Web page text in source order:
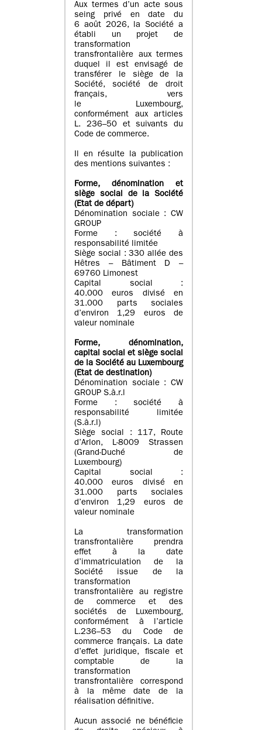
Aux termes d’un acte sous
seing privé en date du
6 août 2026, la Société a
établi un projet de
transformation
transfrontalière aux termes
duquel il est envisagé de
transférer le siège de la
Société, société de droit
français, vers
le Luxembourg,
conformément aux articles
L. 236–50 et suivants du
Code de commerce.
Il en résulte la publication
des mentions suivantes :
Forme, dénomination et
siège social de la Société
(Etatde départ)
Dénomination sociale : CW
GROUP
Forme : société à
responsabilité limitée
Siège social : 330 allée des
Hêtres – Bâtiment D –
69760 Limonest
Capital social :
40.000 euros divisé en
31.000 parts sociales
d’environ 1,29 euros de
valeur nominale
Forme, dénomination,
capital social et siège social
de la Société au Luxembourg
(Etat de destination)
Dénomination sociale : CW
GROUP S.à.r.l
Forme : société à
responsabilité limitée
(S.à.r.l)
Siège social : 117, Route
d’Arlon, L-8009 Strassen
(Grand-Duché de
Luxembourg)
Capital social :
40.000 euros divisé en
31.000 parts sociales
d’environ 1,29 euros de
valeur nominale
La transformation
transfrontalière prendra
effet à la date
d’immatriculation de la
Société issue de la
transformation
transfrontalière au registre
de commerce et des
sociétés de Luxembourg,
conformément à l’article
L.236–53 du Code de
commerce français. La date
d’effet juridique, fiscale et
comptable de la
transformation
transfrontalière correspond
à la même date de la
réalisation définitive.
Aucun associé ne bénéficie